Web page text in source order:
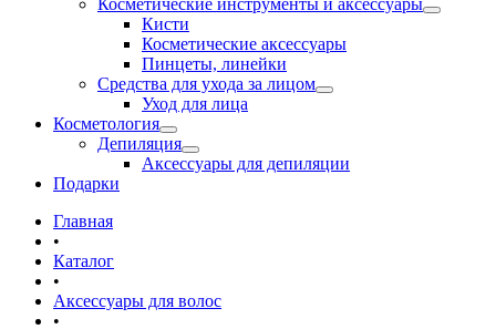
Косметические инструменты и аксессуары
Кисти
Косметические аксессуары
Пинцеты, линейки
Средства для ухода за лицом
Уход для лица
Косметология
Депиляция
Аксессуары для депиляции
Подарки
Главная
•
Каталог
•
Аксессуары для волос
•